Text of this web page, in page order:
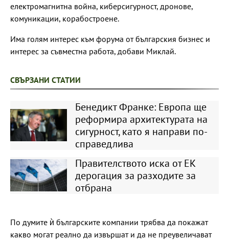
електромагнитна война, киберсигурност, дронове,
комуникации, корабостроене.
Има голям интерес към форума от българския бизнес и
интерес за съвместна работа, добави Миклай.
СВЪРЗАНИ СТАТИИ
Бенедикт Франке: Европа ще
реформира архитектурата на
сигурност, като я направи по-
справедлива
Правителството иска от ЕК
дерогация за разходите за
отбрана
По думите ѝ българските компании трябва да покажат
какво могат реално да извършат и да не преувеличават